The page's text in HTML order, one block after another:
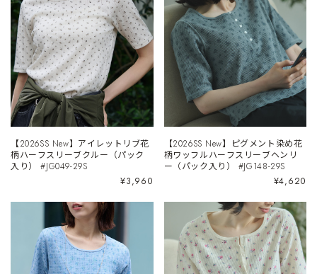
【2026SS New】アイレットリブ花
柄ハーフスリーブクルー（パック
入り） #JG049-29S
¥3,960
【2026SS New】ピグメント染め花
柄ワッフルハーフスリーブヘンリ
ー（パック入り） #JG148-29S
¥4,620